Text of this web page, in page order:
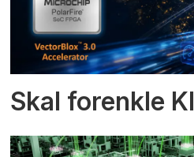
Skal forenkle